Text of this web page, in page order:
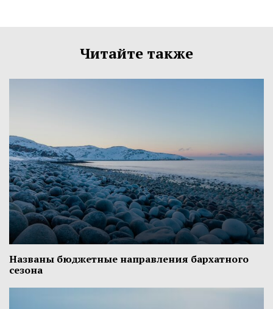
Читайте также
Названы бюджетные направления бархатного
сезона